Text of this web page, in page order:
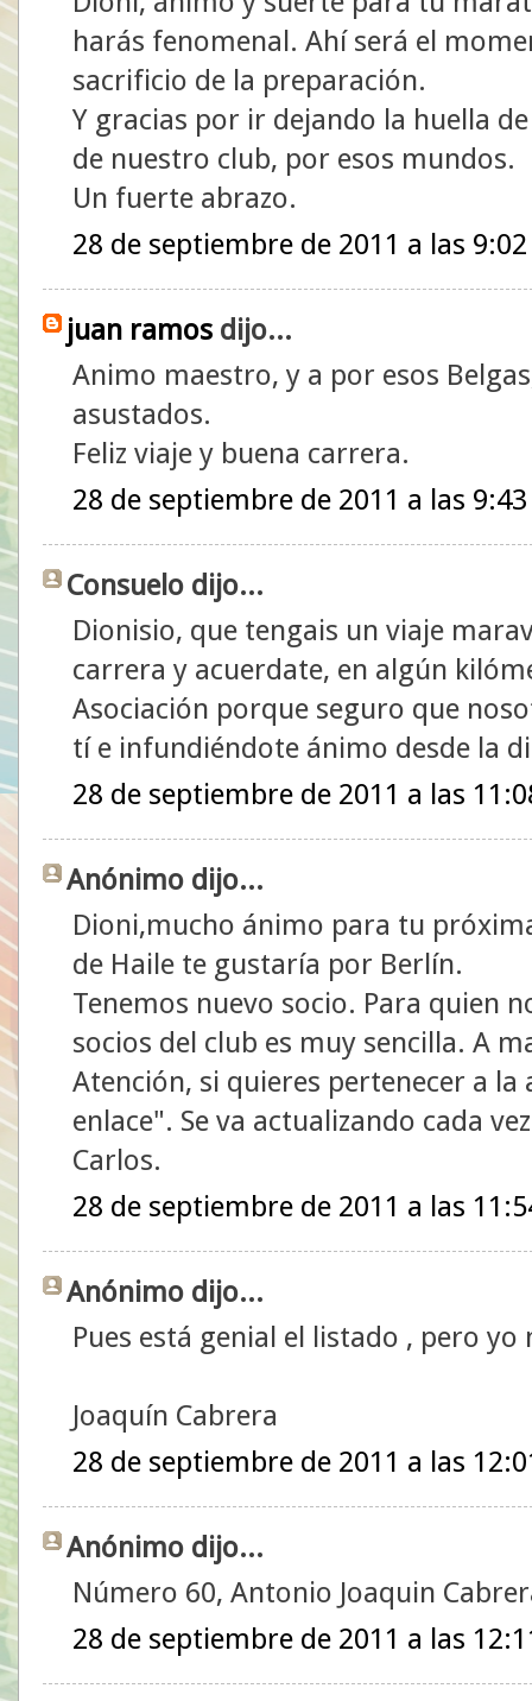
harás fenomenal. Ahí será el
sacrificio de la preparación.
Y gracias por ir dejando la huella
de nuestro club, por esos mundos.
Un fuerte abrazo.
28 de septiembre de 2011 a las 9:02
juan ramos dijo...
Animo maestro, y a por esos
asustados.
Feliz viaje y buena carrera.
28 de septiembre de 2011 a las 9:43
Consuelo dijo...
Dionisio, que tengais un viaje
carrera y acuerdate, en algún
Asociación porque seguro que
tí e infundiéndote ánimo desde la
28 de septiembre de 2011 a las
Anónimo dijo...
Dioni,mucho ánimo para tu
de Haile te gustaría por Berlín.
Tenemos nuevo socio. Para quien
socios del club es muy sencilla. A
Atención, si quieres pertenecer a
enlace". Se va actualizando cada
Carlos.
28 de septiembre de 2011 a las
Anónimo dijo...
Pues está genial el listado , pero yo
Joaquín Cabrera
28 de septiembre de 2011 a las
Anónimo dijo...
Número 60, Antonio Joaquin Cabrera
28 de septiembre de 2011 a las